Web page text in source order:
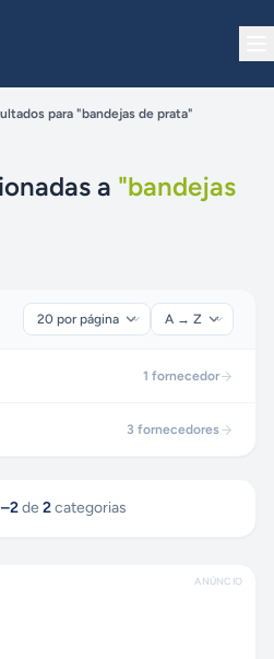
para "bandejas de prata"
a "bandejas
1 fornecedor
3 fornecedores
–2 de 2 categorias
ANÚNCIO